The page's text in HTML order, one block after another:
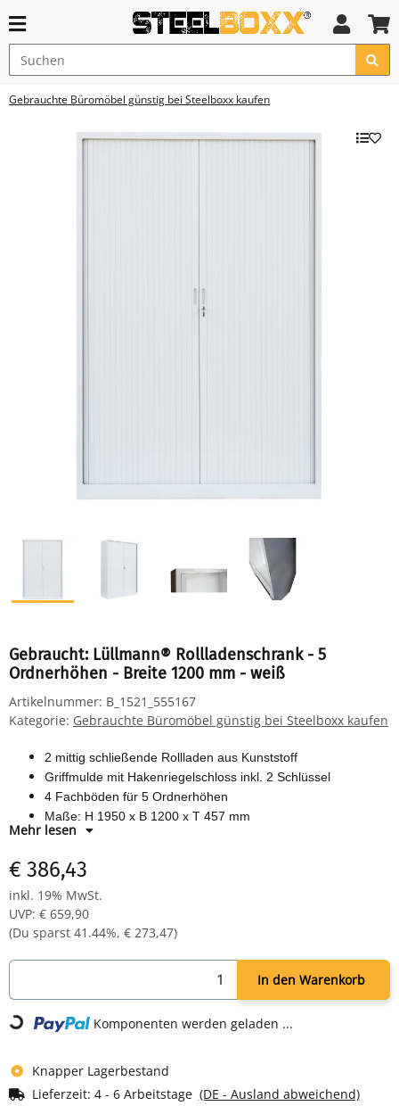
Gebrauchte Büromöbel günstig bei Steelboxx kaufen
Gebraucht: Lüllmann® Rollladenschrank - 5
Ordnerhöhen - Breite 1200 mm - weiß
Artikelnummer: B_1521_555167
Kategorie: Gebrauchte Büromöbel günstig bei Steelboxx kaufen
2 mittig schließende Rollladen aus Kunststoff
Griffmulde mit Hakenriegelschloss inkl. 2 Schlüssel
4 Fachböden für 5 Ordnerhöhen
Maße: H 1950 x B 1200 x T 457 mm
Farbe: Korpus RAL 9003 signalweiß, Rollladen weiß
Mehr lesen
€ 386,43
inkl. 19% MwSt.
UVP: € 659,90
(Du sparst 41.44%, € 273,47)
In den Warenkorb
Loading... Komponenten werden geladen ...
Knapper Lagerbestand
Lieferzeit: 4 - 6 Arbeitstage (DE - Ausland abweichend)